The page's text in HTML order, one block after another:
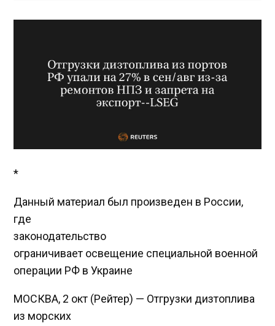
*
Данный материал был произведен в России,
где
законодательство
ограничивает освещение специальной военной
операции РФ в Украине
МОСКВА, 2 окт (Рейтер) — Отгрузки дизтоплива
из морских